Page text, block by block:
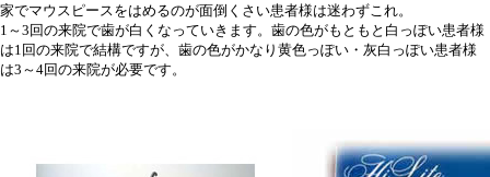
家でマウスピースをはめるのが面倒くさい患者様は迷わずこれ。
1～3回の来院で歯が白くなっていきます。歯の色がもともと白っぽい患者様
は1回の来院で結構ですが、歯の色がかなり黄色っぽい・灰白っぽい患者様
は3～4回の来院が必要です。